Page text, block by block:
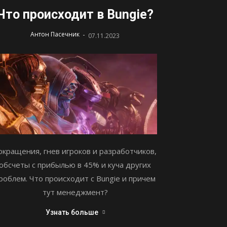
происходит в Bungie?
Антон Пасечник - 07.11.2023
гнев игроков и разработчиков,
с прибылью в 45% и куча других
Что происходит с Bungie и причем
тут менеджмент?
Узнать больше